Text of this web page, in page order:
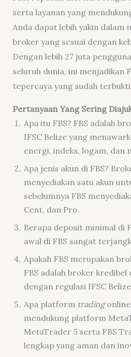
serta layanan yang
Anda dapat lebih yakin dalam
broker yang sesuai dengan
Dengan lebih 27 juta
seluruh dunia, ini menjadikan
tepercaya yang sudah
Pertanyaan Yang Sering
Apa itu FBS? FBS adalah
IFSC Belize yang
energi, indeks, logam, dan
Apa jenis akun di FBS?
menyediakan satu akun
sebelumnya FBS
Cent, dan Pro.
Berapa deposit minimal di
awal di FBS sangat
Apakah FBS merupakan
FBS adalah broker kredibel
dengan regulasi IFSC
Apa platform tradingonline
mendukung platform
MetaTrader 5 serta FBS
lengkap yang aman dan